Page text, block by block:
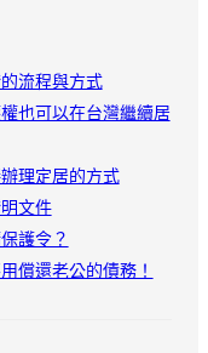
流程與方式
也可以在台灣繼續居
理定居的方式
文件
護令？
償還老公的債務！